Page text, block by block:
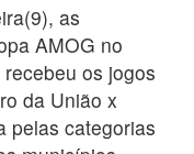
as
AMOG no
os jogos
da União x
pelas categorias